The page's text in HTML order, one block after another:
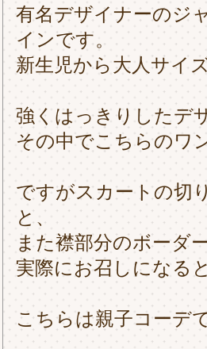
有名デザイナーのジ
インです。
新生児から大人サイ
強くはっきりしたデ
その中でこちらのワ
ですがスカートの切
と、
また襟部分のボーダ
実際にお召しになる
こちらは親子コーデ